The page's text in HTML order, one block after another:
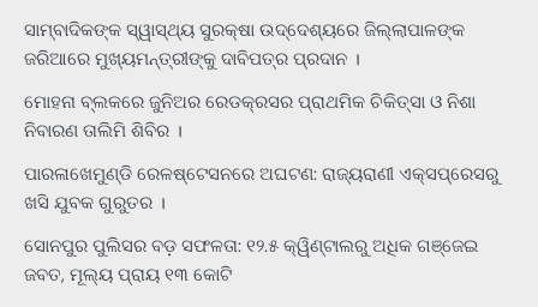
ସାମ୍ବାଦିକଙ୍କ ସ୍ୱାସ୍ଥ୍ୟ ସୁରକ୍ଷା ଉଦ୍ଦେଶ୍ୟରେ ଜିଲ୍ଲାପାଳଙ୍କ
ଜରିଆରେ ମୁଖ୍ୟମନ୍ତ୍ରୀଙ୍କୁ ଦାବିପତ୍ର ପ୍ରଦାନ ।
ମୋହନା ବ୍ଲକରେ ଜୁନିଅର ରେଡକ୍ରସର ପ୍ରାଥମିକ ଚିକିତ୍ସା ଓ ନିଶା
ନିବାରଣ ତାଲିମି ଶିବିର ।
ପାରଳାଖେମୁଣ୍ଡି ରେଳଷ୍ଟେସନରେ ଅଘଟଣ: ରାଜ୍ୟରାଣୀ ଏକ୍ସପ୍ରେସରୁ
ଖସି ଯୁବକ ଗୁରୁତର ।
ସୋନପୁର ପୁଲିସର ବଡ଼ ସଫଳତା: ୧୨.୫ କ୍ୱିଣ୍ଟାଲରୁ ଅଧିକ ଗଞ୍ଜେଇ
ଜବତ, ମୂଲ୍ୟ ପ୍ରାୟ ୧୩ କୋଟି